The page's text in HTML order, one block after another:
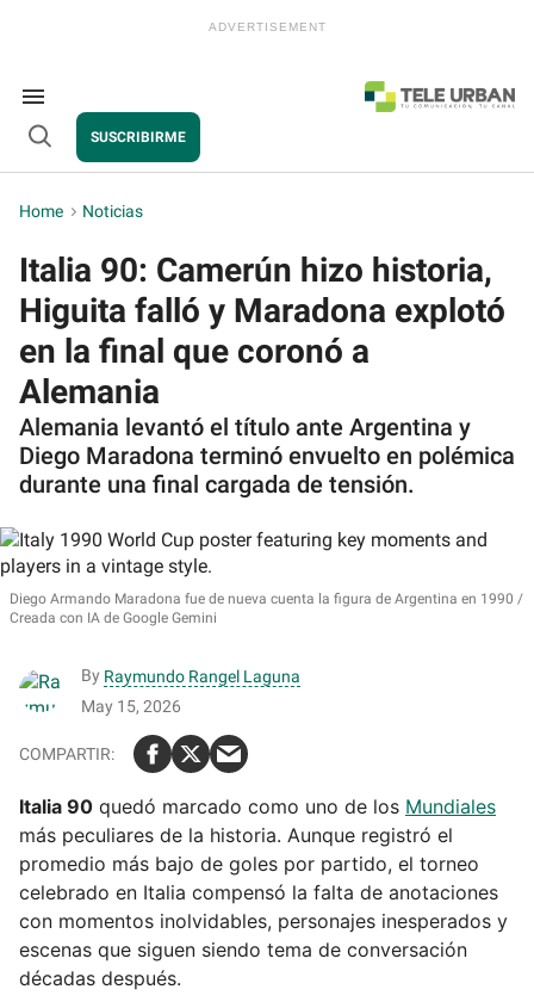
Search
&
Section
Navigation
Open
SUSCRIBIRME
Home > Noticias
Italia 90: Camerún hizo historia,
Higuita falló y Maradona explotó
en la final que coronó a
Alemania
Alemania levantó el título ante Argentina y
Diego Maradona terminó envuelto en polémica
durante una final cargada de tensión.
Diego Armando Maradona fue de nueva cuenta la figura de Argentina en 1990
Creada con IA de Google Gemini
By Raymundo Rangel Laguna
May 15, 2026
Italia 90 quedó marcado como uno de los Mundiales
más peculiares de la historia. Aunque registró el
promedio más bajo de goles por partido, el torneo
celebrado en Italia compensó la falta de anotaciones
con momentos inolvidables, personajes inesperados y
escenas que siguen siendo tema de conversación
décadas después.